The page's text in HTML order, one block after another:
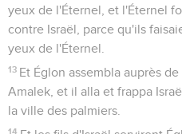
yeux de l'Éternel, et l'Éternel
contre Israël, parce qu'ils
yeux de l'Éternel.
13 Et Églon assembla auprès
Amalek, et il alla et frappa
la ville des palmiers.
14